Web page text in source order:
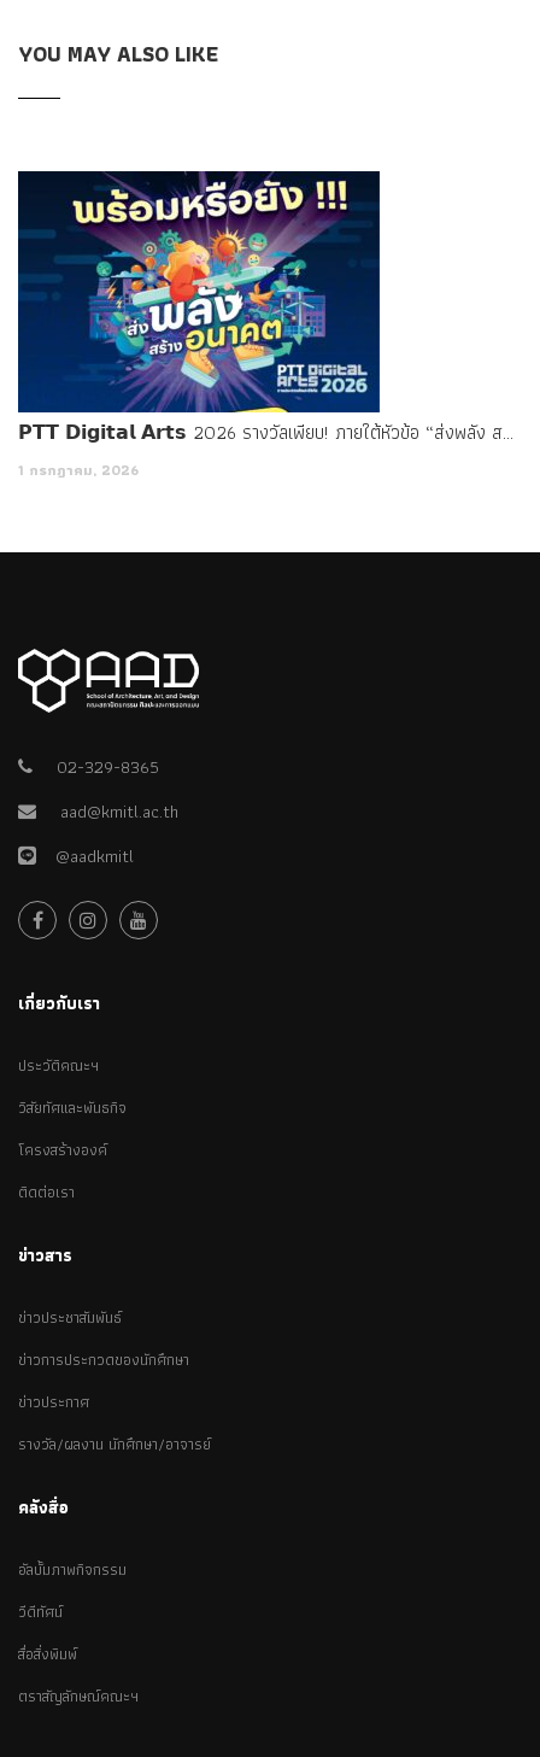
YOU MAY ALSO LIKE
𝗣𝗧𝗧 𝗗𝗶𝗴𝗶𝘁𝗮𝗹 𝗔𝗿𝘁𝘀 2026 รางวัลเพียบ! ภายใต้หัวข้อ “ส่งพลัง สร้างอนาคต”
1 กรกฎาคม, 2026
02-329-8365
aad@kmitl.ac.th
@aadkmitl
เกี่ยวกับเรา
ประวัติคณะฯ
วิสัยทัศและพันธกิจ
โครงสร้างองค์
ติดต่อเรา
ข่าวสาร
ข่าวประชาสัมพันธ์
ข่าวการประกวดของนักศึกษา
ข่าวประกาศ
รางวัล/ผลงาน นักศึกษา/อาจารย์
คลังสื่อ
อัลบั้มภาพกิจกรรม
วีดีทัศน์
สื่อสิ่งพิมพ์
ตราสัญลักษณ์คณะฯ